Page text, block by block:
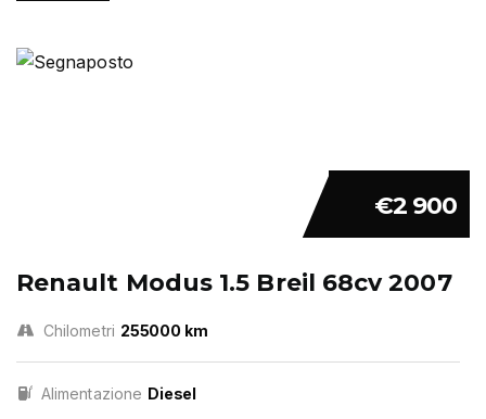
€2 900
Renault Modus 1.5 Breil 68cv 2007
Chilometri 255000 km
Alimentazione Diesel